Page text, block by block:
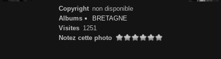
Copyright non disponible
Albums
BRETAGNE
Visites 1251
Notez cette photo